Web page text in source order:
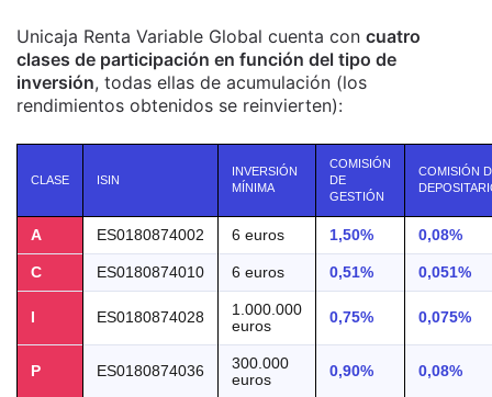
Unicaja Renta Variable Global cuenta con cuatro
clases de participación en función del tipo de
inversión, todas ellas de acumulación (los
rendimientos obtenidos se reinvierten):
CLASE ISIN
INVERSIÓN
MÍNIMA
COMISIÓN
DE
GESTIÓN
COMISIÓN
A ES0180874002 6 euros 1,50% 0,08%
C ES0180874010 6 euros 0,51% 0,051%
I ES0180874028
1.000.000
euros
0,75% 0,075%
P ES0180874036
300.000
euros
0,90% 0,08%